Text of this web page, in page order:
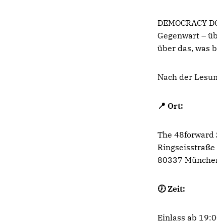
DEMOCRACY
Gegenwart –
über das, was
Nach der
📍 Ort:
The 48forward
Ringseisstraße
80337
🕖 Zeit:
Einlass ab